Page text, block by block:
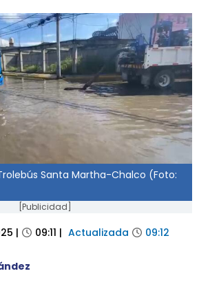
Santa Martha-Chalco (Foto:
[Publicidad]
| 09:11 | Actualizada 09:12